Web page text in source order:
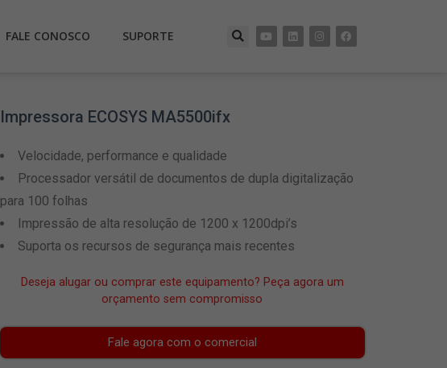
FALE CONOSCO SUPORTE
Impressora ECOSYS MA5500ifx
Velocidade, performance e qualidade
Processador versátil de documentos de dupla digitalização
para 100 folhas
Impressão de alta resolução de 1200 x 1200dpi’s
Suporta os recursos de segurança mais recentes
Deseja alugar ou comprar este equipamento? Peça agora um
orçamento sem compromisso
Fale agora com o comercial